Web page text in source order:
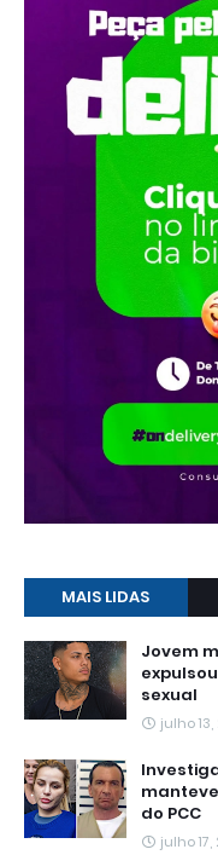
MAIS LIDAS
Jovem
sexual
julho
do PCC
julho